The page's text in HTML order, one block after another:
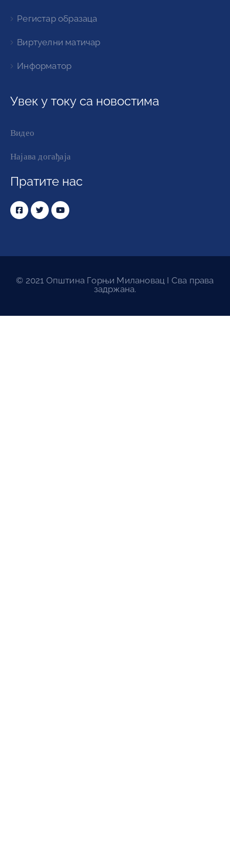
Регистар образаца
Виртуелни матичар
Информатор
Увек у току са новостима
Видео
Најава догађаја
Пратите нас
© 2021 Општина Горњи Милановац I Сва права
задржана.